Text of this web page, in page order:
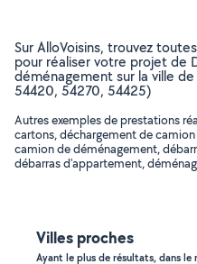
Sur AlloVoisins, trouvez
pour réaliser votre projet de
déménagement sur la ville
54420, 54270, 54425)
Autres exemples de prestations
cartons, déchargement de
camion de déménagement,
débarras d'appartement,
Villes proches
Ayant le plus de résultats, dans